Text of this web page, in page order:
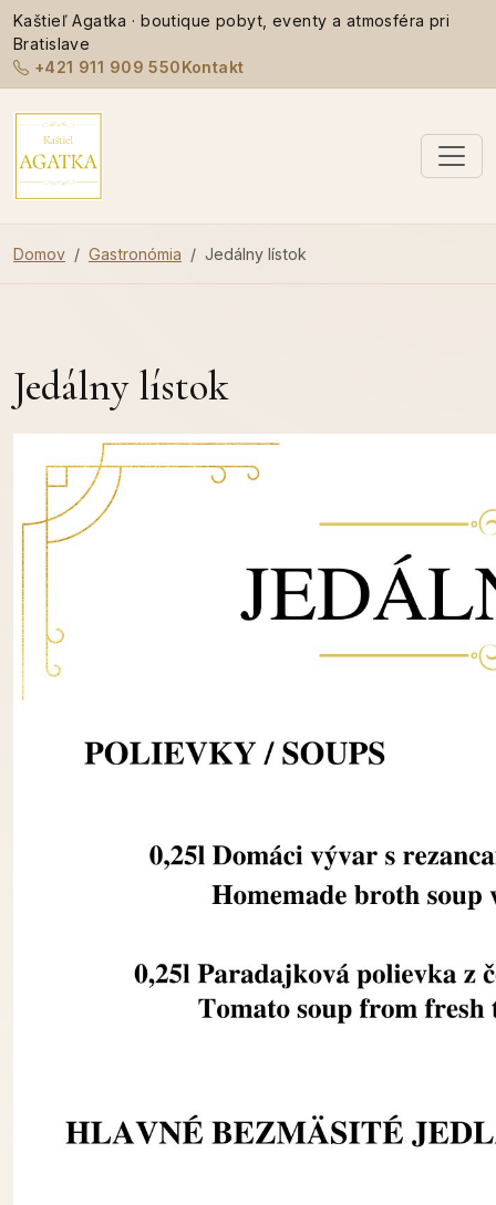
Kaštieľ Agatka · boutique pobyt, eventy a atmosféra pri
Bratislave
+421 911 909 550Kontakt
Domov Gastronómia Jedálny lístok
Jedálny lístok